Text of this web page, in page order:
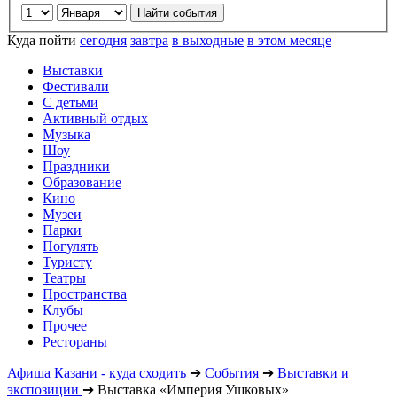
Куда пойти сегодня завтра в выходные в этом месяце
Выставки
Фестивали
С детьми
Активный отдых
Музыка
Шоу
Праздники
Образование
Кино
Музеи
Парки
Погулять
Туристу
Театры
Пространства
Клубы
Прочее
Рестораны
Афиша Казани - куда сходить ➔ События ➔ Выставки и
экспозиции ➔ Выставка «Империя Ушковых»